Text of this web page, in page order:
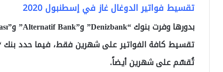
تقسيط فواتير الدوغال غاز في إسطنبول 2020
تُقسّم على شهرين أيضاً.